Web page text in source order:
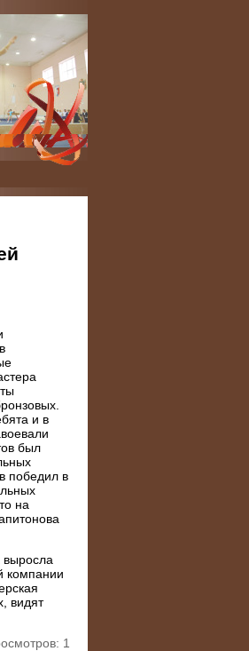
и в
был
победил в
на
выросла
компании
видят
1